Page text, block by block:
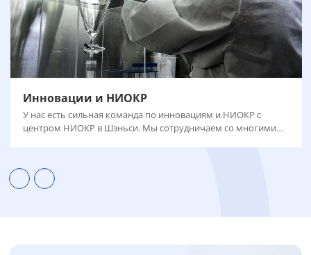
Инновации и НИОКР
У нас есть сильная команда по инновациям и НИОКР с
центром НИОКР в Шэньси. Мы сотрудничаем со многими
выбросов углерода.